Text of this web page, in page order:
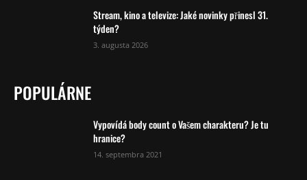
Stream, kino a televize: Jaké novinky přinesl 31.
týden?
3. augusta 2026
POPULÁRNE
Vypovídá body count o Vašem charakteru? Je tu
hranice?
14. septembra 2021